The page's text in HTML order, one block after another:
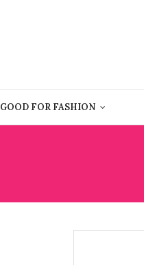
GOOD FOR FASHION